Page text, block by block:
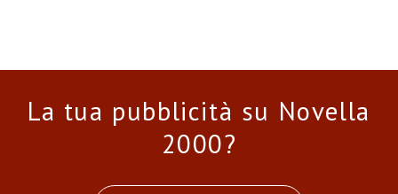
La tua pubblicità su Novella
2000?